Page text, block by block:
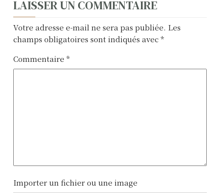
N
a
v
i
n
LAISSER UN COMMENTAIRE
Votre adresse e-mail ne sera pas publiée. Les
champs obligatoires sont indiqués avec*
Commentaire *
Importer un fichier ou une image